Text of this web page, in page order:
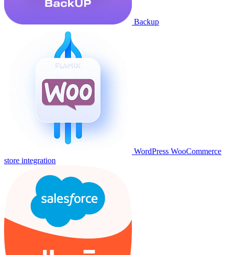
Backup
WordPress WooCommerce
store integration